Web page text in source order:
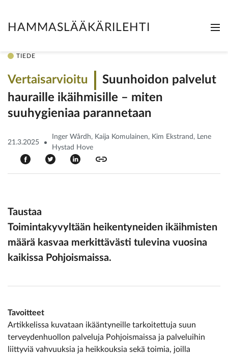
HAMMASLÄÄKÄRILEHTI
TIEDE
Vertaisarvioitu
Suunhoidon palvelut
hauraille ikäihmisille – miten
suuhygieniaa parannetaan
21.3.2025
Inger Wårdh, Kaija Komulainen, Kim Ekstrand, Lene
Hystad Hove
Taustaa
Toimintakyvyltään heikentyneiden ikäihmisten
määrä kasvaa merkittävästi tulevina vuosina
kaikissa Pohjoismaissa.
Tavoitteet
Artikkelissa kuvataan ikääntyneille tarkoitettuja suun
terveydenhuollon palveluja Pohjoismaissa ja palveluihin
liittyviä vahvuuksia ja heikkouksia sekä toimia, joilla